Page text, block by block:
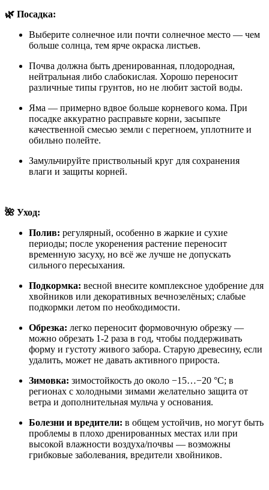
🌿 Посадка:
Выберите солнечное или почти солнечное место — чем
больше солнца, тем ярче окраска листьев.
Почва должна быть дренированная, плодородная,
нейтральная либо слабокислая. Хорошо переносит
различные типы грунтов, но не любит застой воды.
Яма — примерно вдвое больше корневого кома. При
посадке аккуратно расправьте корни, засыпьте
качественной смесью земли с перегноем, уплотните и
обильно полейте.
Замульчируйте приствольный круг для сохранения
влаги и защиты корней.
🌺 Уход:
Полив: регулярный, особенно в жаркие и сухие
периоды; после укоренения растение переносит
временную засуху, но всё же лучше не допускать
сильного пересыхания.
Подкормка: весной внесите комплексное удобрение для
хвойников или декоративных вечнозелёных; слабые
подкормки летом по необходимости.
Обрезка: легко переносит формовочную обрезку —
можно обрезать 1-2 раза в год, чтобы поддерживать
форму и густоту живого забора. Старую древесину, если
удалить, может не давать активного прироста.
Зимовка: зимостойкость до около −15…−20 °C; в
регионах с холодными зимами желательно защита от
ветра и дополнительная мульча у основания.
Болезни и вредители: в общем устойчив, но могут быть
проблемы в плохо дренированных местах или при
высокой влажности воздуха/почвы — возможны
грибковые заболевания, вредители хвойников.